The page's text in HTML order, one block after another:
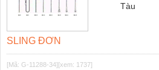
Tàu
SLING ĐƠN
[Mã: G-11288-34][xem: 1737]